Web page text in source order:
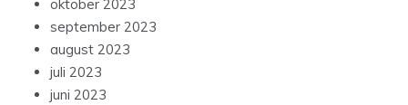
oktober 2023
september 2023
august 2023
juli 2023
juni 2023